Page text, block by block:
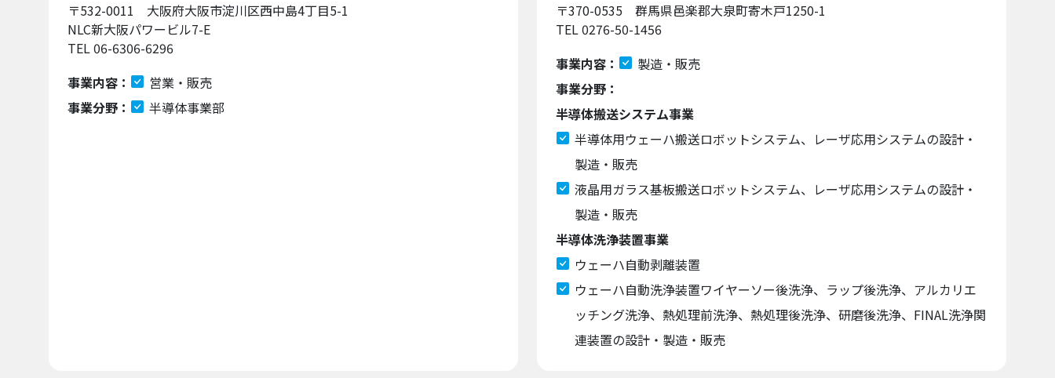
〒532-0011 大阪府大阪市淀川区西中島4丁目5-1
NLC新大阪パワービル7-E
TEL 06-6306-6296
事業内容：
営業・販売
事業分野：
半導体事業部
〒370-0535 群馬県邑楽郡大泉町寄木戸1250-1
TEL 0276-50-1456
事業内容：
製造・販売
事業分野：
半導体搬送システム事業
半導体用ウェーハ搬送ロボットシステム、レーザ応用システムの設計・
製造・販売
液晶用ガラス基板搬送ロボットシステム、レーザ応用システムの設計・
製造・販売
半導体洗浄装置事業
ウェーハ自動剥離装置
ウェーハ自動洗浄装置ワイヤーソー後洗浄、ラップ後洗浄、アルカリエ
ッチング洗浄、熱処理前洗浄、熱処理後洗浄、研磨後洗浄、FINAL洗浄関
連装置の設計・製造・販売